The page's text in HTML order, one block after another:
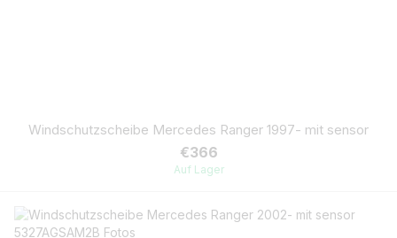
Windschutzscheibe Mercedes Ranger 1997- mit sensor
€366
Auf Lager